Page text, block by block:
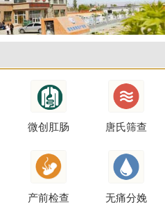
微创肛肠 唐氏筛查
产前检查 无痛分娩